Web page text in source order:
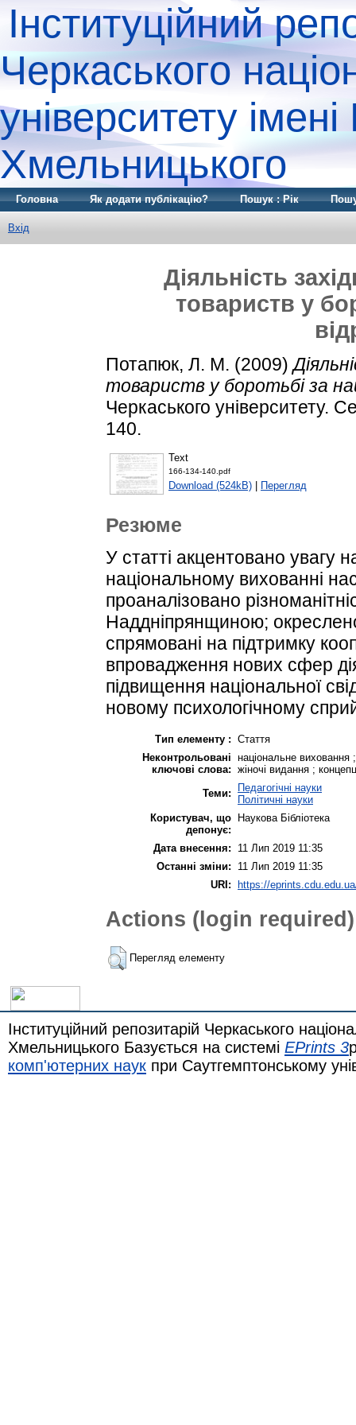
Інституційний
Черкаського
університету
Хмельницького
Головна Як додати публікацію? Пошук : Рік
Вхід
Діяльність
товариств у
Потапюк, Л. М. (2009)
товариств у боротьбі за
Черкаського університету.
140.
Text
166-134-140.pdf
Download (524kB) Перегляд
Резюме
У статті акцентовано увагу
національному вихованні
проаналізовано
Наддніпрянщиною;
спрямовані на підтримку
впровадження нових сфер
підвищення національної
новому психологічному
Тип елементу : Стаття
Неконтрольовані
ключові слова:
національне виховання
жіночі видання ;
Теми:
Педагогічні науки
Політичні науки
Користувач, що
депонує:
Наукова Бібліотека
Дата внесення:
11 Лип 2019 11:35
Останні зміни:
11 Лип 2019 11:35
URI: https://
Actions (login required)
Перегляд елементу
Інституційний репозитарій Черкаського
Хмельницького Базується на системі EPrints 3
комп'ютерних наук при Саутгемптонському